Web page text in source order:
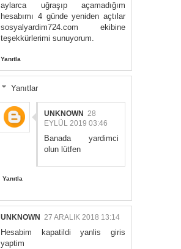
aylarca uğraşıp açamadığım
hesabımı 4 günde yeniden açtılar
sosyalyardim724.com ekibine
teşekkürlerimi sunuyorum.
Yanıtla
Yanıtlar
UNKNOWN 28
EYLÜL 2019 03:46
Banada yardimci
olun lütfen
Yanıtla
UNKNOWN 27 ARALIK 2018 13:14
Hesabim kapatildi yanlis giris
yaptim